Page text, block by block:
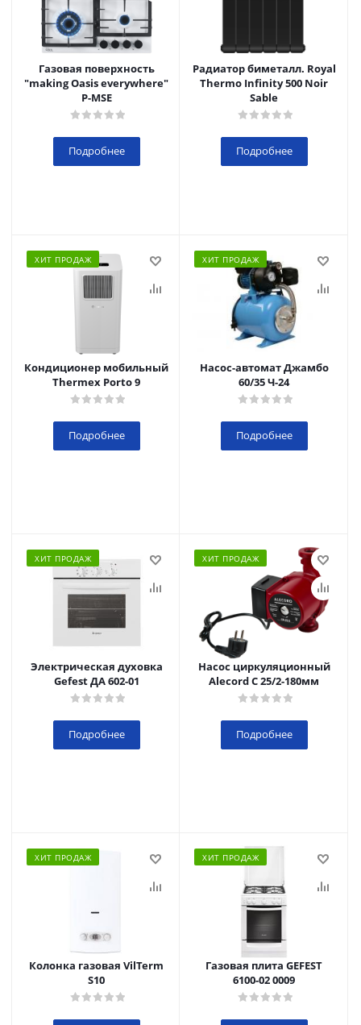
Газовая поверхность
"making Oasis everywhere"
P-MSE
Подробнее
Радиатор биметалл. Royal
Thermo Infinity 500 Noir
Sable
Подробнее
ХИТ ПРОДАЖ
Кондиционер мобильный
Thermex Porto 9
Подробнее
ХИТ ПРОДАЖ
Насос-автомат Джамбо
60/35 Ч-24
Подробнее
ХИТ ПРОДАЖ
Электрическая духовка
Gefest ДА 602-01
Подробнее
ХИТ ПРОДАЖ
Насос циркуляционный
Alecord C 25/2-180мм
Подробнее
ХИТ ПРОДАЖ
Колонка газовая VilTerm
S10
ХИТ ПРОДАЖ
Газовая плита GEFEST
6100-02 0009